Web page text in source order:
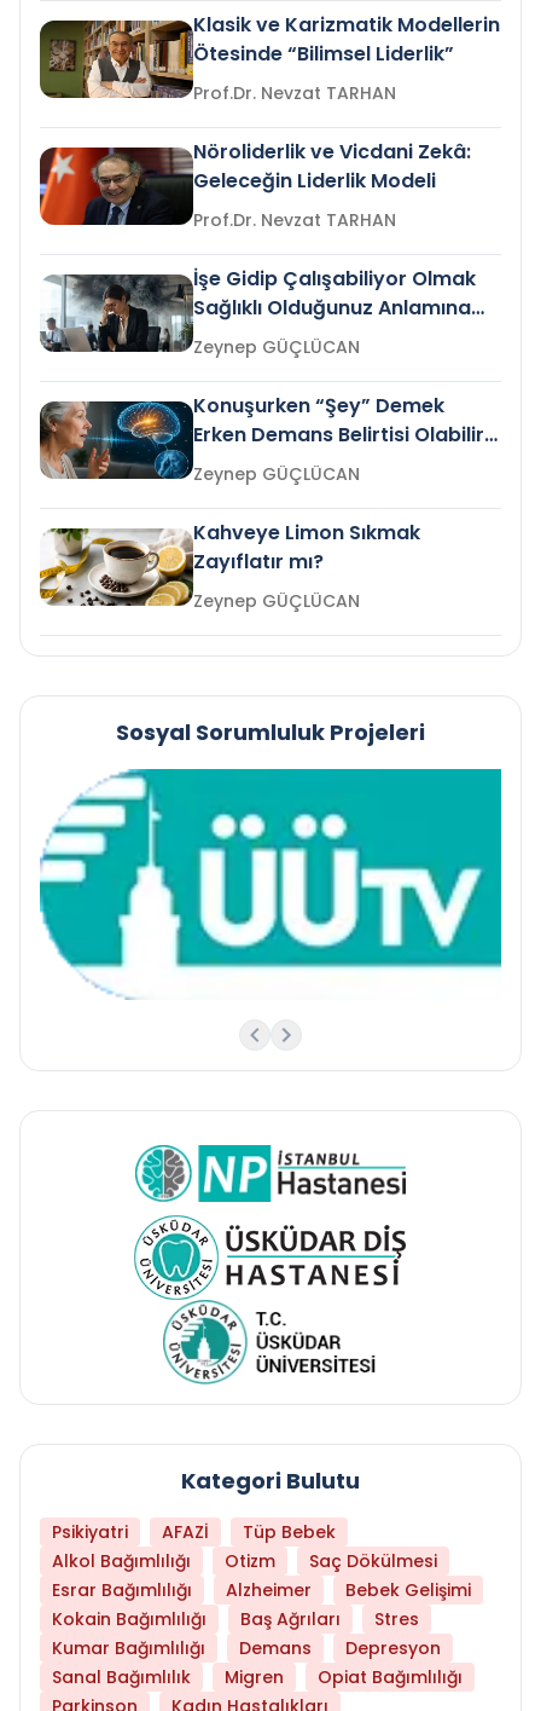
Klasik ve Karizmatik Modellerin
Ötesinde “Bilimsel Liderlik”
Prof.Dr. Nevzat TARHAN
Nöroliderlik ve Vicdani Zekâ:
Geleceğin Liderlik Modeli
Prof.Dr. Nevzat TARHAN
İşe Gidip Çalışabiliyor Olmak
Sağlıklı Olduğunuz Anlamına
Gelir mi?Zeynep GÜÇLÜCAN
Konuşurken “Şey” Demek
Erken Demans Belirtisi Olabilir
mi?
Zeynep GÜÇLÜCAN
Kahveye Limon Sıkmak
Zayıflatır mı?
Zeynep GÜÇLÜCAN
Sosyal Sorumluluk Projeleri
Kategori Bulutu
Psikiyatri AFAZİ
Tüp Bebek
Alkol Bağımlılığı
Otizm
Saç Dökülmesi
Esrar Bağımlılığı
Alzheimer
Bebek Gelişimi
Kokain Bağımlılığı
Baş Ağrıları
Stres
Kumar Bağımlılığı
Demans
Depresyon
Sanal Bağımlılık
Migren
Opiat Bağımlılığı
Parkinson
Kadın Hastalıkları